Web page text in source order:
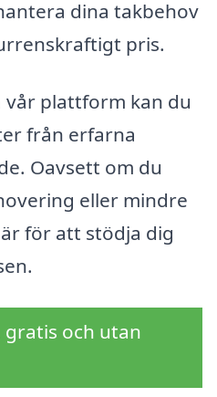
dina takbehov
pris.
vår plattform kan du
från erfarna
Oavsett om du
eller mindre
för att stödja dig
gratis och utan